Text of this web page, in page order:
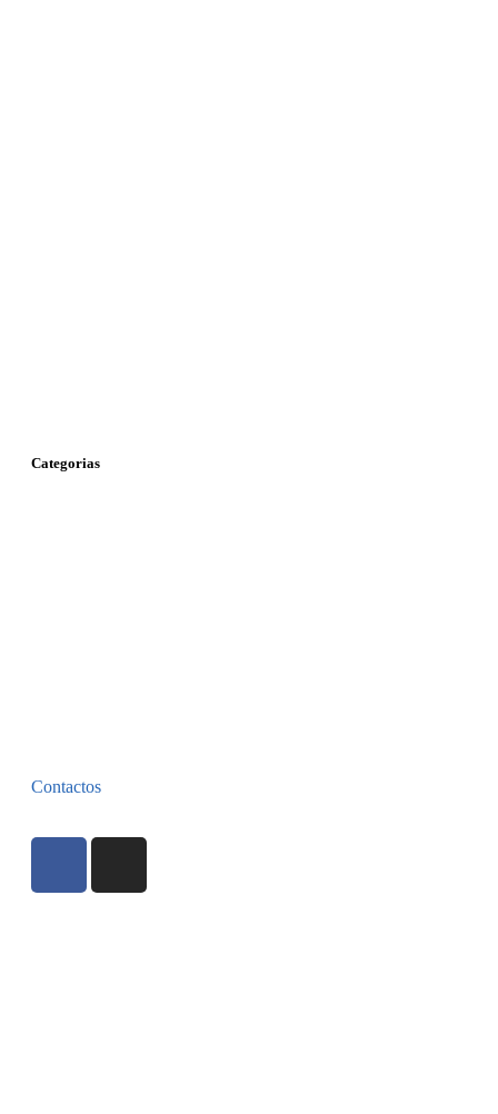
Categorias
Contactos